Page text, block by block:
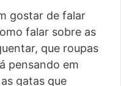
gostar de falar
falar sobre as
que roupas
pensando em
gatas que